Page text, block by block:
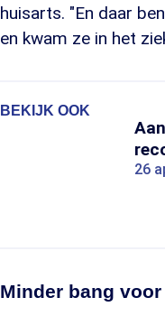
huisarts. "En daar
en kwam ze in het
BEKIJK OOK
26
Minder bang